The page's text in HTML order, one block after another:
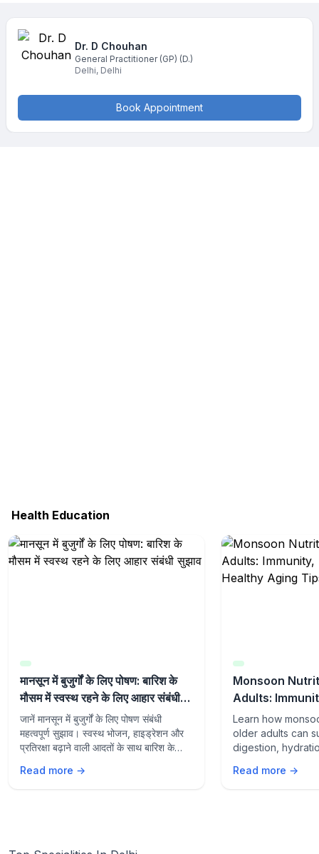
Dr. D Chouhan
General Practitioner (GP) (D.)
Delhi, Delhi
Book Appointment
Health Education
मानसून में बुजुर्गों के लिए पोषण: बारिश के
मौसम में स्वस्थ रहने के लिए आहार संबंधी
सुझाव
जानें मानसून में बुजुर्गों के लिए पोषण संबंधी
महत्वपूर्ण सुझाव। स्वस्थ भोजन, हाइड्रेशन और
प्रतिरक्षा बढ़ाने वाली आदतों के साथ बारिश के
Read more →
Monsoon
Adults:
and Healthy
Learn how
older adults can
digestion,
lifestyle habits
Read more →